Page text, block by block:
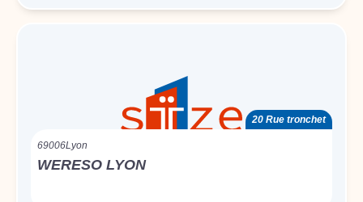
20 Rue tronchet
69006Lyon
WERESO LYON